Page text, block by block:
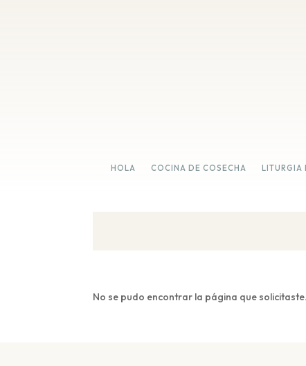
HOLA COCINA DE COSECHA LITURGIA
No se pudo encontrar la página que